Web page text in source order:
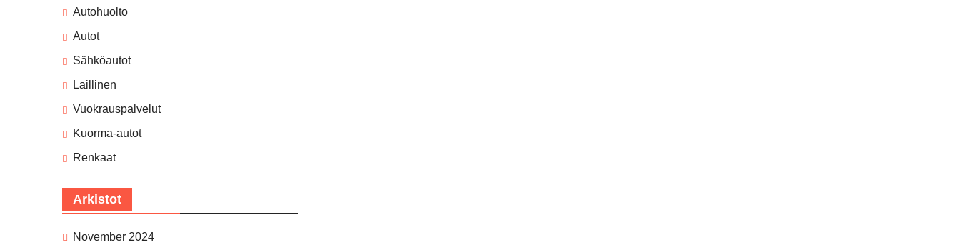
Autohuolto
Autot
Sähköautot
Laillinen
Vuokrauspalvelut
Kuorma-autot
Renkaat
Arkistot
November 2024